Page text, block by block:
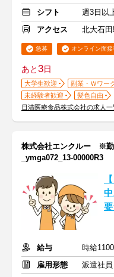
シフト
週3日以
アクセス
北大石田
急募 オンライン面接
あと3日
大学生歓迎 副業・Ｗワー
未経験者歓迎
髪色自由
日清医療食品株式会社の求人一
株式会社エンクルー ※勤
_ymga072_13-00000R3
給与
時給
雇用形態
派遣社員